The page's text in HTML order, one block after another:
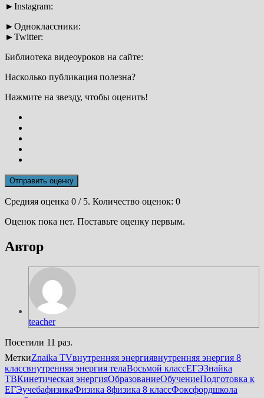
►Instagram:
►Одноклассники:
►Twitter:
Библиотека видеоуроков на сайте:
Насколько публикация полезна?
Нажмите на звезду, чтобы оценить!
Отправить оценку
Средняя оценка 0 / 5. Количество оценок: 0
Оценок пока нет. Поставьте оценку первым.
Автор
teacher
Посетили 11 раз.
МеткиZnaika TVвнутренняя энергиявнутренняя энергия 8
классвнутренняя энергия телаВосьмой классЕГЭЗнайка
ТВКинетическая энергияОбразованиеОбучениеПодготовка к
ЕГЭучебафизикаФизика 8физика 8 классФоксфордшкола